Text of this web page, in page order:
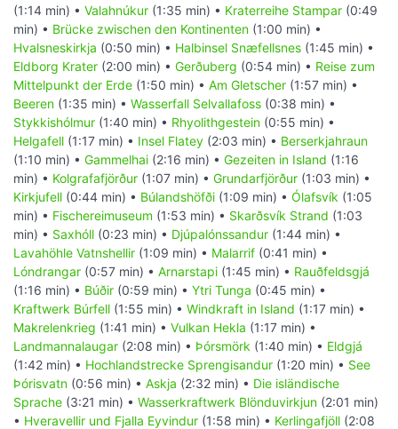
(1:14 min) • Valahnúkur (1:35 min) • Kraterreihe Stampar (0:49
min) • Brücke zwischen den Kontinenten (1:00 min) •
Hvalsneskirkja (0:50 min) • Halbinsel Snæfellsnes (1:45 min) •
Eldborg Krater (2:00 min) • Gerðuberg (0:54 min) • Reise zum
Mittelpunkt der Erde (1:50 min) • Am Gletscher (1:57 min) •
Beeren (1:35 min) • Wasserfall Selvallafoss (0:38 min) •
Stykkishólmur (1:40 min) • Rhyolithgestein (0:55 min) •
Helgafell (1:17 min) • Insel Flatey (2:03 min) • Berserkjahraun
(1:10 min) • Gammelhai (2:16 min) • Gezeiten in Island (1:16
min) • Kolgrafafjörður (1:07 min) • Grundarfjörður (1:03 min) •
Kirkjufell (0:44 min) • Búlandshöfði (1:09 min) • Ólafsvík (1:05
min) • Fischereimuseum (1:53 min) • Skarðsvík Strand (1:03
min) • Saxhóll (0:23 min) • Djúpalónssandur (1:44 min) •
Lavahöhle Vatnshellir (1:09 min) • Malarrif (0:41 min) •
Lóndrangar (0:57 min) • Arnarstapi (1:45 min) • Rauðfeldsgjá
(1:16 min) • Búðir (0:59 min) • Ytri Tunga (0:45 min) •
Kraftwerk Búrfell (1:55 min) • Windkraft in Island (1:17 min) •
Makrelenkrieg (1:41 min) • Vulkan Hekla (1:17 min) •
Landmannalaugar (2:08 min) • Þórsmörk (1:40 min) • Eldgjá
(1:42 min) • Hochlandstrecke Sprengisandur (1:20 min) • See
Þórisvatn (0:56 min) • Askja (2:32 min) • Die isländische
Sprache (3:21 min) • Wasserkraftwerk Blönduvirkjun (2:01 min)
• Hveravellir und Fjalla Eyvindur (1:58 min) • Kerlingafjöll (2:08